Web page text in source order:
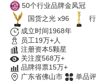
50个行业品牌金凤冠
国货之光 x96
成立时间1968年
员工19万+人
注册资本5颗星
关注度568万+
品牌得票15万+
广东省佛山市
单品